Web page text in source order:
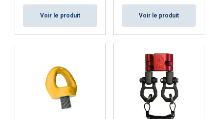
Voir le produit Voir le produit